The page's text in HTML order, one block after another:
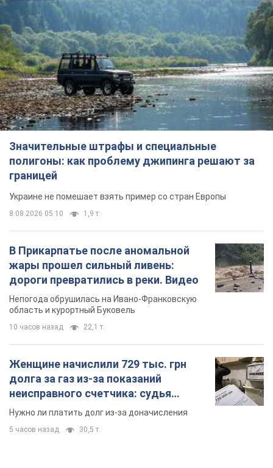
Значительные штрафы и специальные
полигоны: как проблему джипинга решают за
границей
Украине не помешает взять пример со стран Европы
8.08.2026 05:10 1,9 т.
В Прикарпатье после аномальной
жары прошел сильный ливень:
дороги превратились в реки. Видео
Непогода обрушилась на Ивано-Франковскую
область и курортный Буковель
10 часов назад 22,1 т.
Женщине начислили 729 тыс. грн
долга за газ из-за показаний
неисправного счетчика: судья
вынес неожиданное решение
Нужно ли платить долг из-за доначисления
5 часов назад 30,5 т.